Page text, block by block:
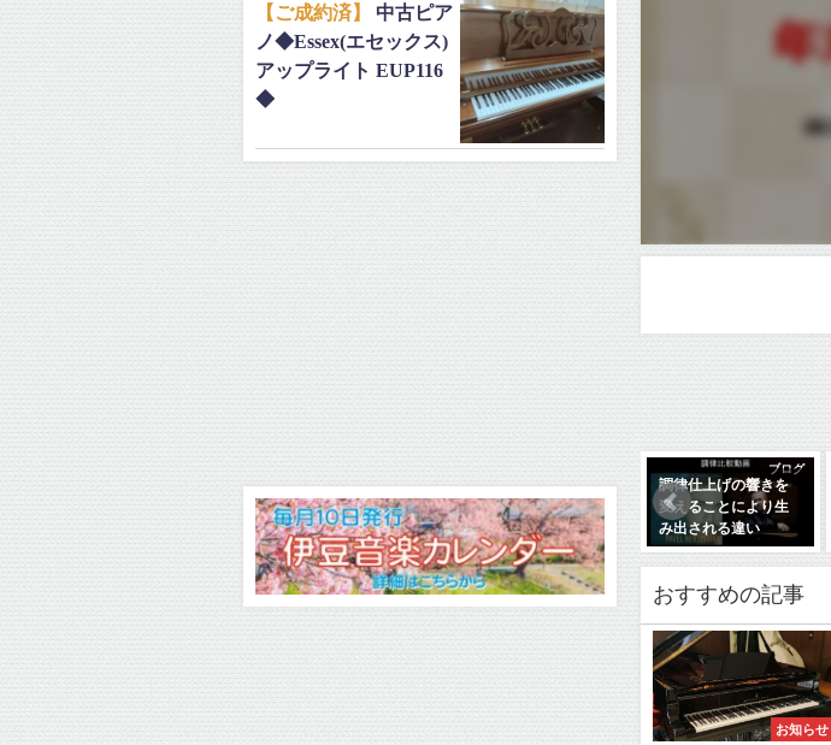
およ
装っ
「パーヴェル・ネル
セシアンピアノリサ
始！！
お知らせ
矢原ピアノ展示室を
新設しました♪
2022年8月30日
★厳選ピアノ★中古
ピアノ◆STEINWAY
＆SONS（D274）
◆1981年製
2026年7月1日
ブログ
調律仕上げの響きを
変えることにより生
み出される違い
2022年7月20日
おすすめの記事
お知らせ
【ご成約済】
中古ピア
ノ◆Essex(エセックス)
アップライト EUP116
◆